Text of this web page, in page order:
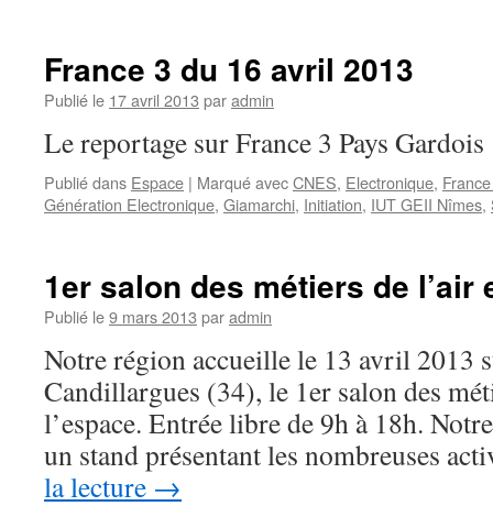
France 3 du 16 avril 2013
Publié le 17 avril 2013 paradmin
Le reportage sur France 3 Pays
Publié dans Espace | Marqué avecCNES, Electronique,
Génération Electronique, Giamarchi, Initiation, IUT GEII Nîmes,
1er salon des métiers de l’air
Publié le9 mars 2013 paradmin
Notre région accueille le 13 avril 2013
Candillargues (34), le 1er salon des
l’espace. Entrée libre de 9h à 18h.
un stand présentant les nombreuses
la lecture →